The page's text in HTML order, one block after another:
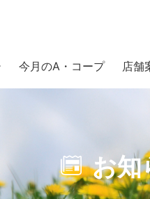
今月のA・コープ 店舗
実施中！
お知